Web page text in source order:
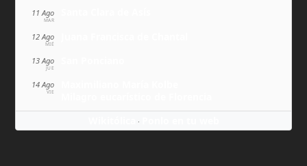
11 Ago
MAR
12 Ago
MIÉ
13 Ago
JUE
14 Ago
VIE
·